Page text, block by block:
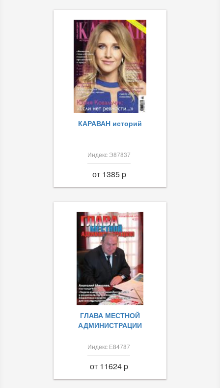
КАРАВАН историй
Индекс Э87837
от 1385 p
ГЛАВА МЕСТНОЙ
АДМИНИСТРАЦИИ
Индекс Е84787
от 11624 p